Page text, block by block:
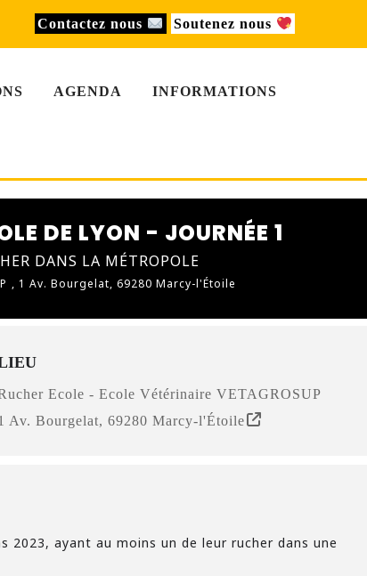
Contactez nous Soutenez nous
AGENDA INFORMATIONS
DE LYON - JOURNÉE 1
DANS LA MÉTROPOLE
, 1 Av. Bourgelat, 69280 Marcy-l'Étoile
Ecole - Ecole Vétérinaire VETAGROSUP
Av. Bourgelat, 69280 Marcy-l'Étoile
2023, ayant au moins un de leur rucher dans une